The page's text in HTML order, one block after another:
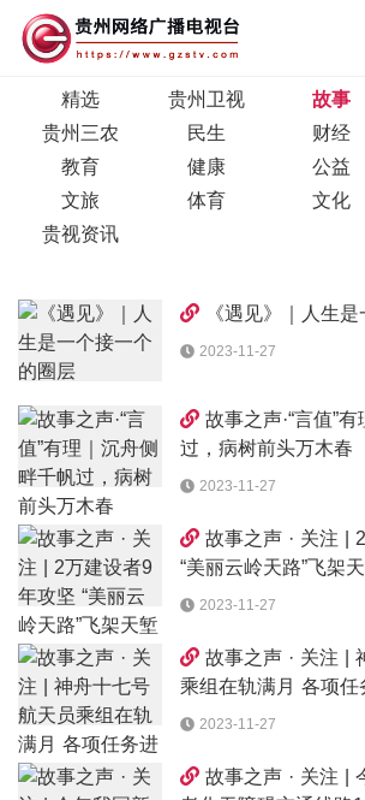
精选 贵州卫视 故事
贵州三农
民生 财经
教育
健康 公益
文旅
体育 文化
贵视资讯
《遇见》｜人生
2023-11-27
故事之声·“言值”
过，病树前头万木春
2023-11-27
故事之声 · 关注 |
“美丽云岭天路”飞架
2023-11-27
故事之声 · 关注 |
乘组在轨满月 各项任
2023-11-27
故事之声 · 关注 |